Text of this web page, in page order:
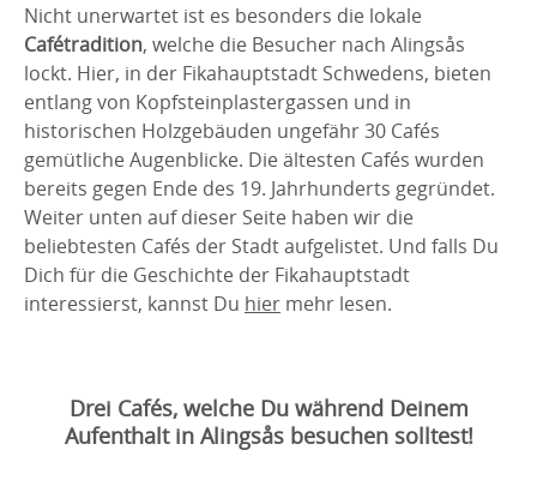
Nicht unerwartet ist es besonders die lokale
Cafétradition, welche die Besucher nach Alingsås
lockt. Hier, in der Fikahauptstadt Schwedens, bieten
entlang von Kopfsteinplastergassen und in
historischen Holzgebäuden ungefähr 30 Cafés
gemütliche Augenblicke. Die ältesten Cafés wurden
bereits gegen Ende des 19. Jahrhunderts gegründet.
Weiter unten auf dieser Seite haben wir die
beliebtesten Cafés der Stadt aufgelistet. Und falls Du
Dich für die Geschichte der Fikahauptstadt
interessierst, kannst Du hier mehr lesen.
Drei Cafés, welche Du während Deinem
Aufenthalt in Alingsås besuchen solltest!